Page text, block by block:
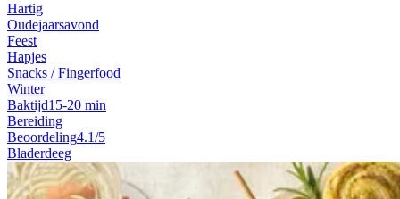
Hartig
Oudejaarsavond
Feest
Hapjes
Snacks / Fingerfood
Winter
Baktijd15-20 min
Bereiding
Beoordeling4.1/5
Bladerdeeg